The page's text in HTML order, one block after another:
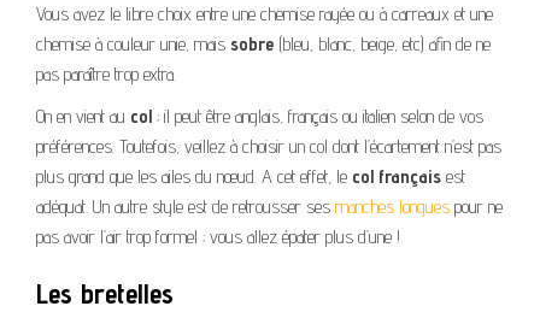
Vous avez le libre choix entre une chemise rayée ou à carreaux et une
chemise à couleur unie, mais sobre (bleu, blanc, beige, etc) afin de ne
pas paraître trop extra.
On en vient au col ; il peut être anglais, français ou italien selon de vos
préférences. Toutefois, veillez à choisir un col dont l’écartement n’est pas
plus grand que les ailes du nœud. A cet effet, le col français est
adéquat. Un autre style est de retrousser ses manches longues pour ne
pas avoir l’air trop formel ; vous allez épater plus d’une !
Les bretelles